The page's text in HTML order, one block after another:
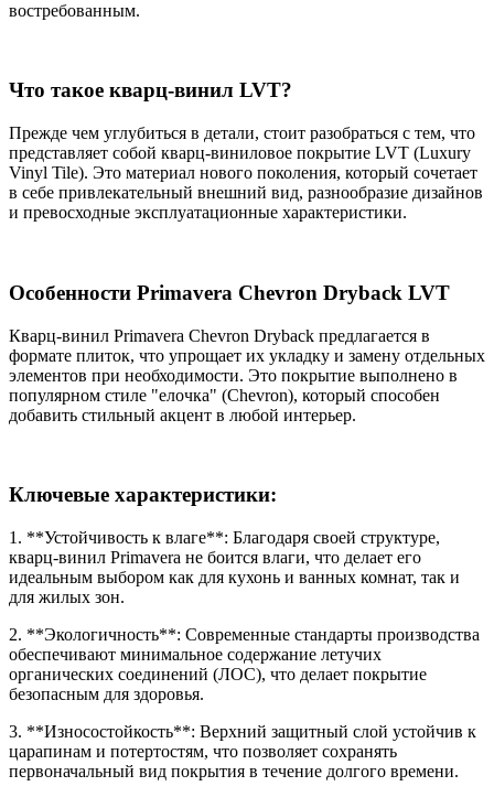
востребованным.
Что такое кварц-винил LVT?
Прежде чем углубиться в детали, стоит разобраться с тем, что
представляет собой кварц-виниловое покрытие LVT (Luxury
Vinyl Tile). Это материал нового поколения, который сочетает
в себе привлекательный внешний вид, разнообразие дизайнов
и превосходные эксплуатационные характеристики.
Особенности Primavera Chevron Dryback LVT
Кварц-винил Primavera Chevron Dryback предлагается в
формате плиток, что упрощает их укладку и замену отдельных
элементов при необходимости. Это покрытие выполнено в
популярном стиле "елочка" (Chevron), который способен
добавить стильный акцент в любой интерьер.
Ключевые характеристики:
1. **Устойчивость к влаге**: Благодаря своей структуре,
кварц-винил Primavera не боится влаги, что делает его
идеальным выбором как для кухонь и ванных комнат, так и
для жилых зон.
2. **Экологичность**: Современные стандарты производства
обеспечивают минимальное содержание летучих
органических соединений (ЛОС), что делает покрытие
безопасным для здоровья.
3. **Износостойкость**: Верхний защитный слой устойчив к
царапинам и потертостям, что позволяет сохранять
первоначальный вид покрытия в течение долгого времени.